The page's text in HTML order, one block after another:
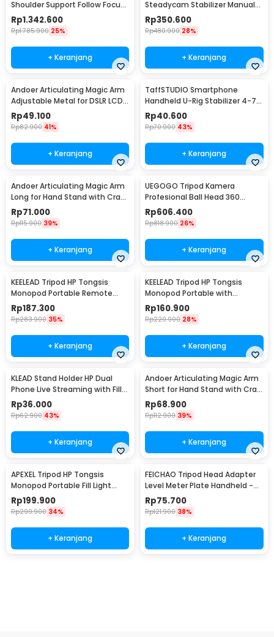
Shoulder Support Follow Focus
- D221
Rp1.342.600
Rp1.785.900 25%
+ Keranjang
Steadycam Stabilizer Manual
Kamera DSLR GoPro - S60
Rp350.600
Rp480.900 28%
+ Keranjang
Andoer Articulating Magic Arm
Adjustable Metal for DSLR LCD
Flash - S-069
Rp49.100
Rp82.900 41%
+ Keranjang
TaffSTUDIO Smartphone
Handheld U-Rig Stabilizer 4-7
Inch - BY-MM1
Rp40.600
Rp70.900 43%
+ Keranjang
Andoer Articulating Magic Arm
Long for Hand Stand with Crab
Clamp - JT10002
Rp71.000
Rp115.900 39%
+ Keranjang
UEGOGO Tripod Kamera
Profesional Ball Head 360
Panoramic Monopod 2.05M -
C11
Rp606.400
Rp818.900 26%
+ Keranjang
KEELEAD Tripod HP Tongsis
Monopod Portable Remote
Bluetooth Fill Light - L16
Rp187.300
Rp283.900 35%
+ Keranjang
KEELEAD Tripod HP Tongsis
Monopod Portable with
Remote Bluetooth - L16
Rp160.900
Rp220.900 28%
+ Keranjang
KLEAD Stand Holder HP Dual
Phone Live Streaming with Fill
Light 15.5cm - XXFT001
Rp36.000
Rp62.900 43%
+ Keranjang
Andoer Articulating Magic Arm
Short for Hand Stand with Crab
Clamp - S-070
Rp68.900
Rp112.900 39%
+ Keranjang
APEXEL Tripod HP Tongsis
Monopod Portable Fill Light
Screw 1/4 Inch - APL-JJ077FL
Rp199.900
Rp299.900 34%
+ Keranjang
FEICHAO Tripod Head Adapter
Level Meter Plate Handheld -
FC975
Rp75.700
Rp121.900 38%
+ Keranjang